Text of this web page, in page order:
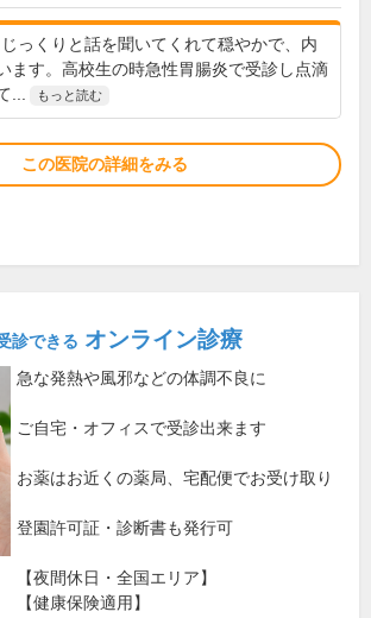
っくりと話を聞いてくれて穏やかで、内
ます。高校生の時急性胃腸炎で受診し点滴
...
もっと読む
この医院の詳細をみる
診できる オンライン診療
急な発熱や風邪などの体調不良に
ご自宅・オフィスで受診出来ます
お薬はお近くの薬局、宅配便でお受け取り
登園許可証・診断書も発行可
【夜間休日・全国エリア】
【健康保険適用】